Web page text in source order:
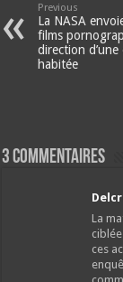
Previous
La NASA
films
direction
habitée
3 Commentaires
La
ces